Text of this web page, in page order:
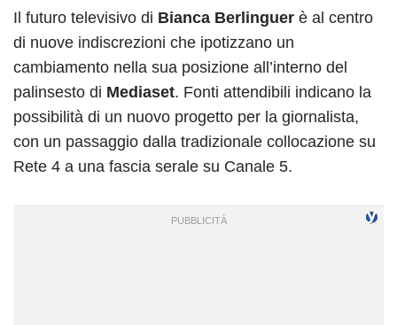
Il futuro televisivo di Bianca Berlinguer è al centro
di nuove indiscrezioni che ipotizzano un
cambiamento nella sua posizione all’interno del
palinsesto di Mediaset. Fonti attendibili indicano la
possibilità di un nuovo progetto per la giornalista,
con un passaggio dalla tradizionale collocazione su
Rete 4 a una fascia serale su Canale 5.